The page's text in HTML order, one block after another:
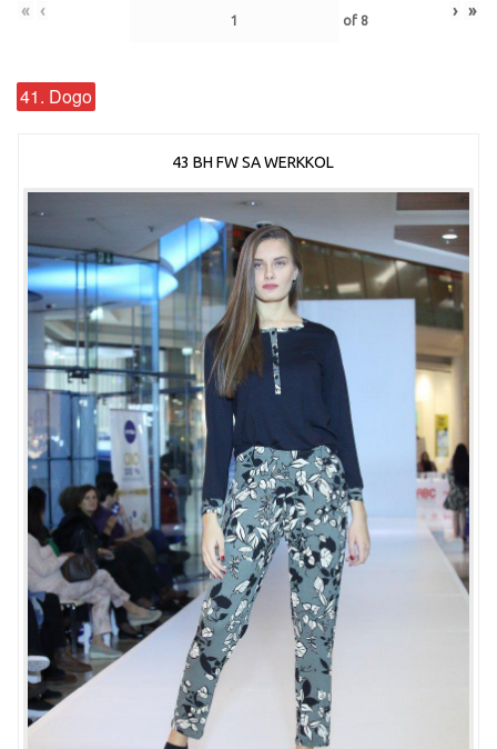
« ‹ of 8 › »
41. Dogo
43 BH FW SA WERKKOL